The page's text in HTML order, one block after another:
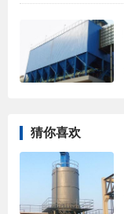
猜你喜欢